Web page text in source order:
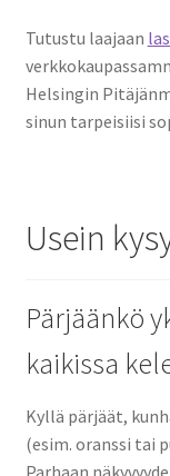
Tutustu laajaan
Helsingin
sinun tarpeisiisi
Usein
Pärjäänkö
kaikissa
Kyllä pärjäät,
(esim. oranssi tai
Parhaan